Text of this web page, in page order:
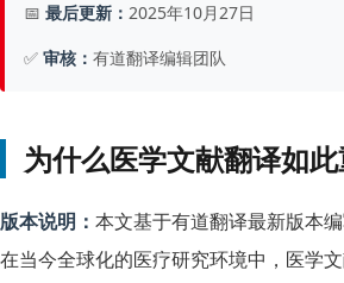
📅 最后更新： 2025年10月27日
✅ 审核： 有道翻译编辑团队
为什么医学文献翻译如此
版本说明： 本文基于有道翻译最新版本编
在当今全球化的医疗研究环境中，医学